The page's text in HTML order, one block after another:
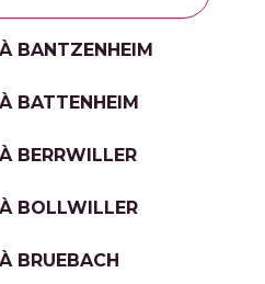
BANTZENHEIM
BATTENHEIM
BERRWILLER
BOLLWILLER
BRUEBACH